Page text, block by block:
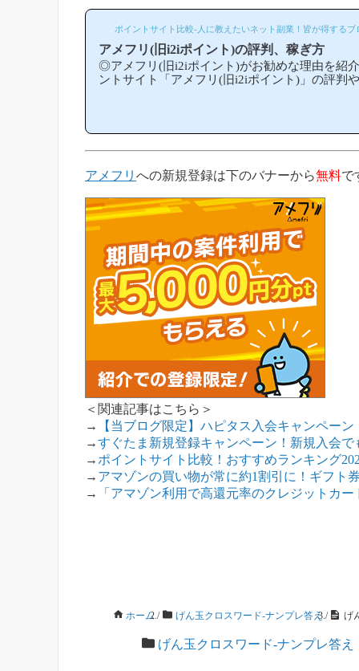
ポイントサイト比較-人に教えたいネット副業！皆が得するブ
アメフリ(旧i2iポイント)の評判、稼ぎ方
◎アメフリ(旧i2iポイント)がお勧めな理由を紹
ントサイト「アメフリ(旧i2iポイント)」の評判
ころ？」等と疑問のある方には非常に役立つと
サイト初心者の方にもわかりやすい解説を目指
アメフリ への新規登録は下のバナーから無料で
＜関連記事はこちら＞
→
【当ブログ限定】ハピタス入会キャンペー
→すぐたま新規登録キャンペーン！新規入会
→ ポイントサイト比較！おすすめランキング
→ アマゾンの買い物が常に約1割引に！ギフト
→
「アマゾン利用で高還元率のクレジットカ
ホーム/ げん玉クロスワード-ナンプレ答え/ げ
げん玉クロスワード-ナンプレ答え